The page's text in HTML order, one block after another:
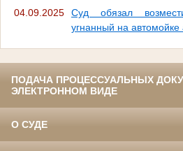
04.09.2025
Суд обязал
угнанный на автомойке
ПОДАЧА ПРОЦЕССУАЛЬНЫХ
ЭЛЕКТРОННОМ ВИДЕ
О СУДЕ